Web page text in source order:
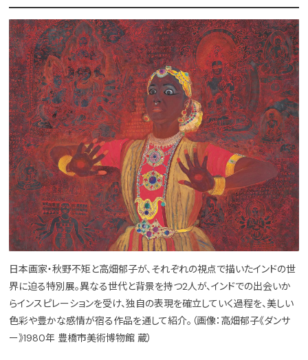
日本画家・秋野不矩と高畑郁子が、それぞれの視点で描いたインドの世
界に迫る特別展。異なる世代と背景を持つ2人が、インドでの出会いか
らインスピレーションを受け、独自の表現を確立していく過程を、美しい
色彩や豊かな感情が宿る作品を通して紹介。（画像：高畑郁子《ダンサ
ー》1980年 豊橋市美術博物館 蔵）